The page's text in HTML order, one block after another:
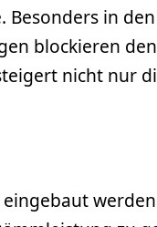
Besonders in
blockieren den
nicht nur